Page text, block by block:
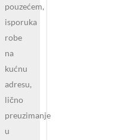
pouzećem,
isporuka
robe
na
kućnu
adresu,
lično
preuzimanje
u